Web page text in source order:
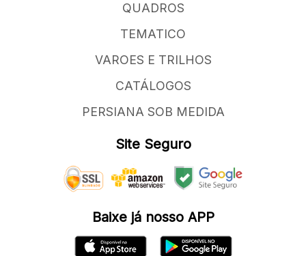
QUADROS
TEMATICO
VAROES E TRILHOS
CATÁLOGOS
PERSIANA SOB MEDIDA
Site Seguro
Baixe já nosso APP